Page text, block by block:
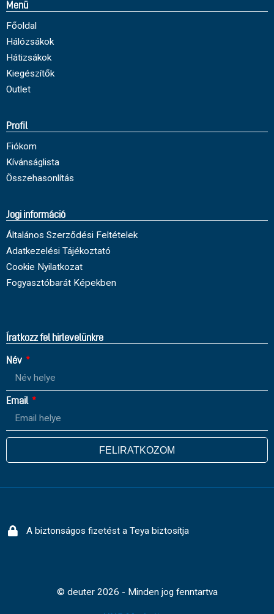
Menü
Főoldal
Hálózsákok
Hátizsákok
Kiegészítők
Outlet
Profil
Fiókom
Kívánságlista
Összehasonlítás
Jogi információ
Általános Szerződési Feltételek
Adatkezelési Tájékoztató
Cookie Nyilatkozat
Fogyasztóbarát Képekben
Íratkozz fel hirlevelünkre
Név
Email
FELIRATKOZOM
A biztonságos fizetést a Teya biztosítja
© deuter 2026 - Minden jog fenntartva